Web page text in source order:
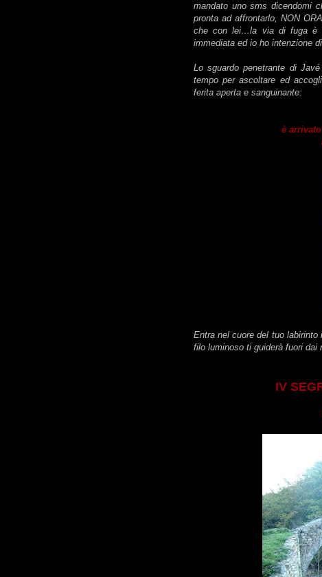
mandato uno sms dicendomi
pronta ad affrontarlo, NON
che con lei…la via di fuga è
immediata ed io ho intenzione
Lo sguardo penetrante di
tempo per ascoltare ed
ferita aperta e sanguinante:
è
Entra nel cuore del tuo
filo luminoso ti guiderà fuori
IV